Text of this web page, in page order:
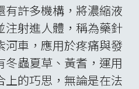
氣功治療室